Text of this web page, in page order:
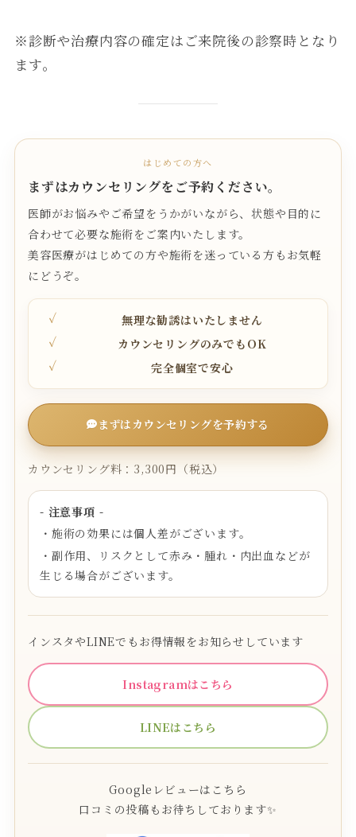
※診断や治療内容の確定はご来院後の診察時となり
ます。
はじめての方へ
まずはカウンセリングをご予約ください。
医師がお悩みやご希望をうかがいながら、状態や目的に
合わせて必要な施術をご案内いたします。
美容医療がはじめての方や施術を迷っている方もお気軽
にどうぞ。
無理な勧誘はいたしません
カウンセリングのみでもOK
完全個室で安心
まずはカウンセリングを予約する
カウンセリング料：3,300円（税込）
- 注意事項 -
・施術の効果には個人差がございます。
・副作用、リスクとして赤み・腫れ・内出血などが
生じる場合がございます。
インスタやLINEでもお得情報をお知らせしています
Instagramはこちら
LINEはこちら
Googleレビューはこちら
口コミの投稿もお待ちしております✨